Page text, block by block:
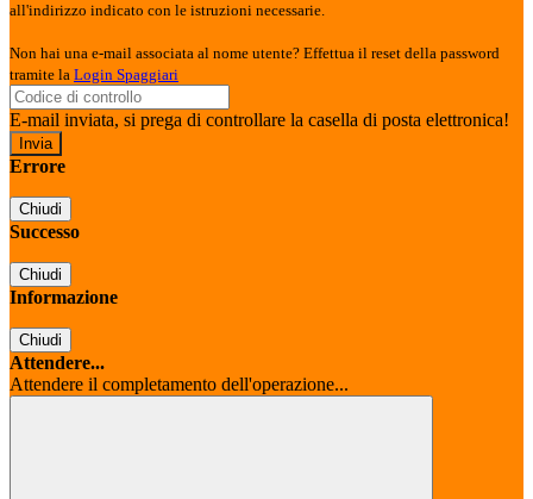
all'indirizzo indicato con le istruzioni necessarie.
Non hai una e-mail associata al nome utente? Effettua il reset della password
tramite la Login Spaggiari
E-mail inviata, si prega di controllare la casella di posta elettronica!
Errore
Chiudi
Successo
Chiudi
Informazione
Chiudi
Attendere...
Attendere il completamento dell'operazione...